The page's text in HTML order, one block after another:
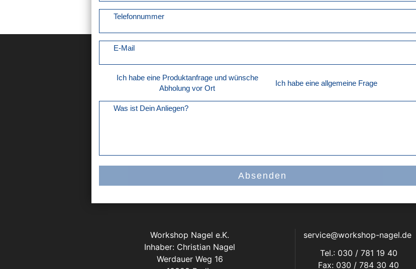
Telefonnummer
E-Mail
Ich habe eine Produktanfrage und wünsche
Abholung vor Ort
Ich habe eine allgemeine Frage
Was ist Dein Anliegen?
Absenden
Workshop Nagel e.K.
Inhaber: Christian Nagel
Werdauer Weg 16
service@workshop-nagel.de
Tel.: 030 / 781 19 40
Fax: 030 / 784 30 40